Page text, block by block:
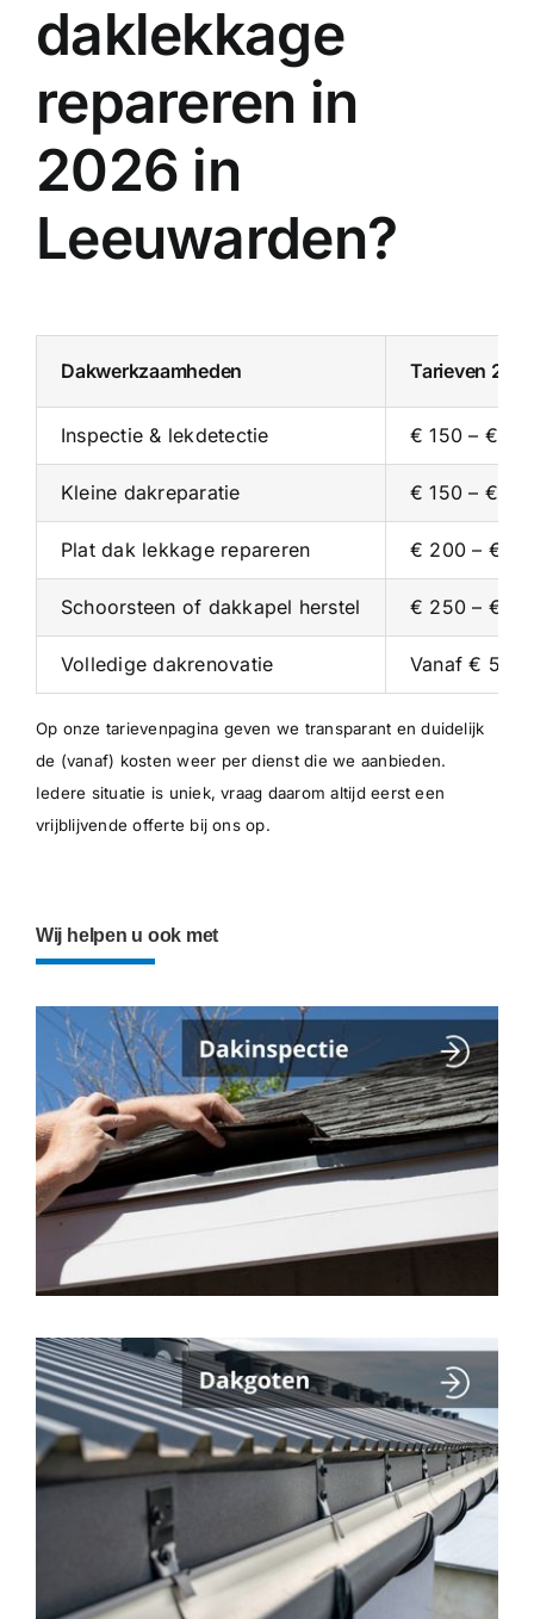
daklekkage
repareren in
2026 in
Leeuwarden?
Dakwerkzaamheden Tarieven
Inspectie & lekdetectie € 150 – €
Kleine dakreparatie € 150 – €
Plat dak lekkage repareren € 200 – €
Schoorsteen of dakkapel herstel € 250 – €
Volledige dakrenovatie Vanaf €
Op onze tarievenpagina geven we transparant en duidelijk
de (vanaf) kosten weer per dienst die we aanbieden.
Iedere situatie is uniek, vraag daarom altijd eerst een
vrijblijvende offerte bij ons op.
Wij helpen u ook met